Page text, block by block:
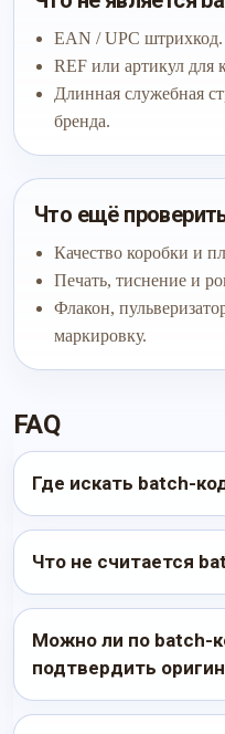
EAN / UPC штрихкод.
REF или артикул для
Длинная служебная
бренда.
Что ещё
Качество коробки и
Печать, тиснение и
Флакон,
маркировку.
FAQ
Где искать batch-
Что не считается
Можно ли по batch-
подтвердить